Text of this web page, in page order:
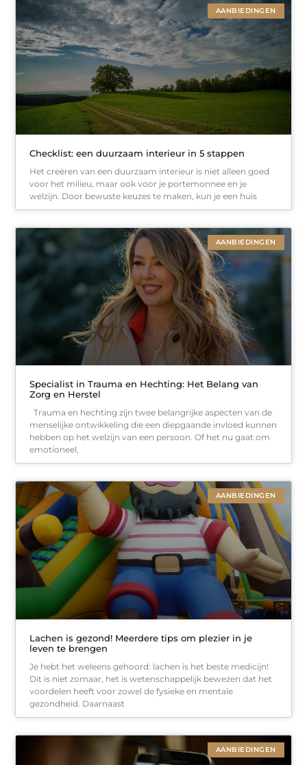
AANBIEDINGEN
Checklist: een duurzaam interieur in 5 stappen
Het creëren van een duurzaam interieur is niet alleen goed
voor het milieu, maar ook voor je portemonnee en je
welzijn. Door bewuste keuzes te maken, kun je een huis
AANBIEDINGEN
Specialist in Trauma en Hechting: Het Belang van
Zorg en Herstel
Trauma en hechting zijn twee belangrijke aspecten van de
menselijke ontwikkeling die een diepgaande invloed kunnen
hebben op het welzijn van een persoon. Of het nu gaat om
emotioneel,
AANBIEDINGEN
Lachen is gezond! Meerdere tips om plezier in je
leven te brengen
Je hebt het weleens gehoord: lachen is het beste medicijn!
Dit is niet zomaar, het is wetenschappelijk bewezen dat het
voordelen heeft voor zowel de fysieke en mentale
gezondheid. Daarnaast
AANBIEDINGEN